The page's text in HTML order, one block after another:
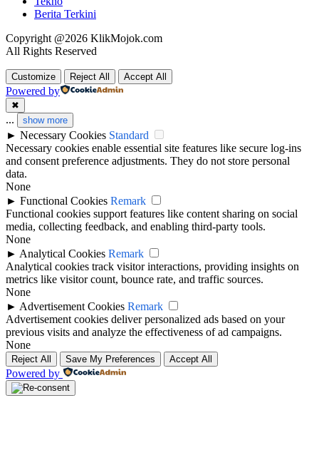
Berita Terkini
Copyright @2026 KlikMojok.com
All Rights Reserved
Customize Reject All Accept All
Powered by
✖
... show more
► Necessary Cookies Standard
Necessary cookies enable essential site features like secure log-ins
and consent preference adjustments. They do not store personal
data.
None
► Functional Cookies Remark
Functional cookies support features like content sharing on social
media, collecting feedback, and enabling third-party tools.
None
► Analytical Cookies Remark
Analytical cookies track visitor interactions, providing insights on
metrics like visitor count, bounce rate, and traffic sources.
None
► Advertisement Cookies Remark
Advertisement cookies deliver personalized ads based on your
previous visits and analyze the effectiveness of ad campaigns.
None
Reject All Save My Preferences Accept All
Powered by